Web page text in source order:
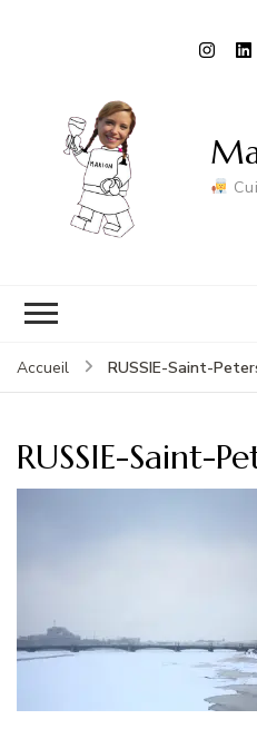
Accueil RUSSIE-Saint-
RUSSIE-Saint-